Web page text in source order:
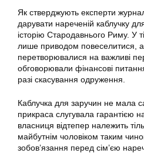
Як стверджують експерти
дарувати нареченій каблучку
історію Стародавнього Риму. У
лише приводом повеселитися,
перетворювалися на важливі
обговорювали фінансові
разі скасування одруження.
Каблучка для заручин не мала
прикраса слугувала гарантією
власниця відтепер належить
майбутнім чоловіком таким
зобов’язання перед сім’єю